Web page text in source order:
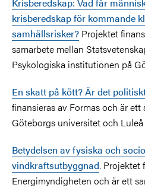
krisberedskap för kommande
samhällsrisker? Projektet
samarbete mellan
Psykologiska institutionen på
En skatt på kött? Är det
finansieras av Formas och är ett
Göteborgs universitet och
Betydelsen av fysiska och
vindkraftsutbyggnad. Projektet
Energimyndigheten och är ett